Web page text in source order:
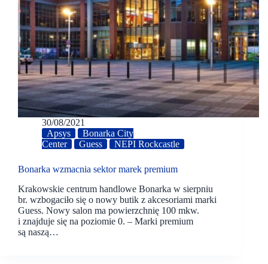
30/08/2021
Apsys
Bonarka City
Center
Guess NEPI Rockcastle
Bonarka wzmacnia sektor marek premium
Krakowskie centrum handlowe Bonarka w sierpniu
br. wzbogaciło się o nowy butik z akcesoriami marki
Guess. Nowy salon ma powierzchnię 100 mkw.
i znajduje się na poziomie 0. – Marki premium
są naszą…